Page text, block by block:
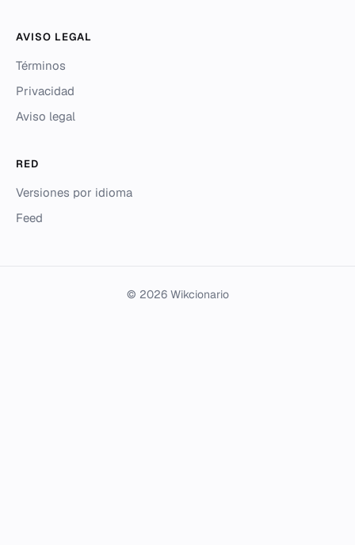
AVISO LEGAL
Términos
Privacidad
Aviso legal
RED
Versiones por idioma
Feed
© 2026 Wikcionario